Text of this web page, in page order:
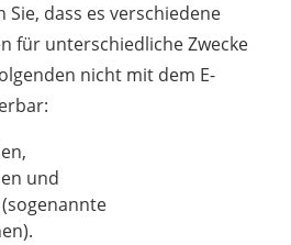
dass es verschiedene
für unterschiedliche Zwecke
nicht mit dem E-
und